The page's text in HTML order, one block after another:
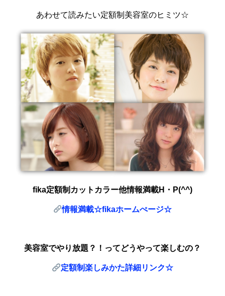
あわせて読みたい定額制美容室のヒミツ☆
fika定額制カットカラー他情報満載H・P(^^)
情報満載☆fikaホームぺージ☆
美容室でやり放題？！ってどうやって楽しむの？
定額制楽しみかた詳細リンク☆